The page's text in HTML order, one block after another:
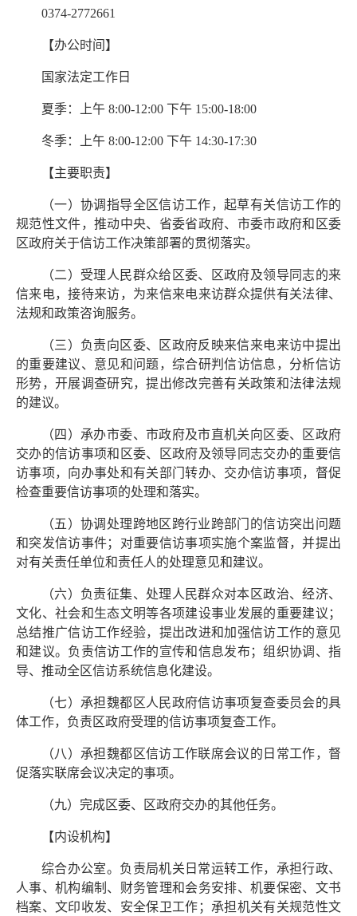
0374-2772661
【办公时间】
国家法定工作日
夏季：上午 8:00-12:00 下午 15:00-18:00
冬季：上午 8:00-12:00 下午 14:30-17:30
【主要职责】
（一）协调指导全区信访工作，起草有关信访工作的
规范性文件，推动中央、省委省政府、市委市政府和区委
区政府关于信访工作决策部署的贯彻落实。
（二）受理人民群众给区委、区政府及领导同志的来
信来电，接待来访，为来信来电来访群众提供有关法律、
法规和政策咨询服务。
（三）负责向区委、区政府反映来信来电来访中提出
的重要建议、意见和问题，综合研判信访信息，分析信访
形势，开展调查研究，提出修改完善有关政策和法律法规
的建议。
（四）承办市委、市政府及市直机关向区委、区政府
交办的信访事项和区委、区政府及领导同志交办的重要信
访事项，向办事处和有关部门转办、交办信访事项，督促
检查重要信访事项的处理和落实。
（五）协调处理跨地区跨行业跨部门的信访突出问题
和突发信访事件；对重要信访事项实施个案监督，并提出
对有关责任单位和责任人的处理意见和建议。
（六）负责征集、处理人民群众对本区政治、经济、
文化、社会和生态文明等各项建设事业发展的重要建议；
总结推广信访工作经验，提出改进和加强信访工作的意见
和建议。负责信访工作的宣传和信息发布；组织协调、指
导、推动全区信访系统信息化建设。
（七）承担魏都区人民政府信访事项复查委员会的具
体工作，负责区政府受理的信访事项复查工作。
（八）承担魏都区信访工作联席会议的日常工作，督
促落实联席会议决定的事项。
（九）完成区委、区政府交办的其他任务。
【内设机构】
综合办公室。负责局机关日常运转工作，承担行政、
人事、机构编制、财务管理和会务安排、机要保密、文书
档案、文印收发、安全保卫工作；承担机关有关规范性文